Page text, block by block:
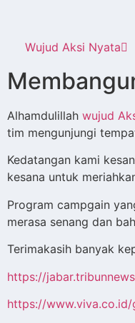
Wujud Aksi Nyata
Alhamdulillah wujud
tim mengunjungi
Kedatangan kami
kesana untuk
Program campgain
merasa senang dan
Terimakasih banyak
https://
https://